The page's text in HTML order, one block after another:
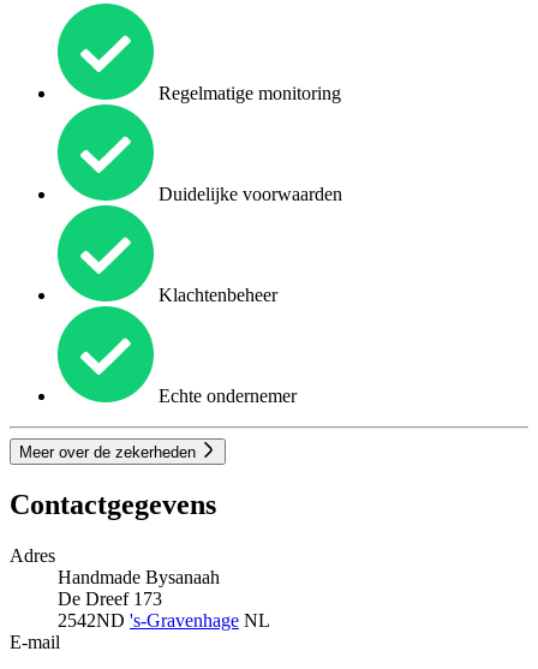
Regelmatige monitoring
Duidelijke voorwaarden
Klachtenbeheer
Echte ondernemer
Meer over de zekerheden
Contactgegevens
Adres
Handmade Bysanaah
De Dreef 173
2542ND 's-Gravenhage NL
E-mail